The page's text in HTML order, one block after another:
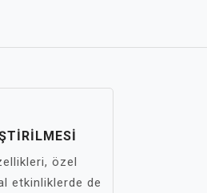
özel
etkinliklerde de